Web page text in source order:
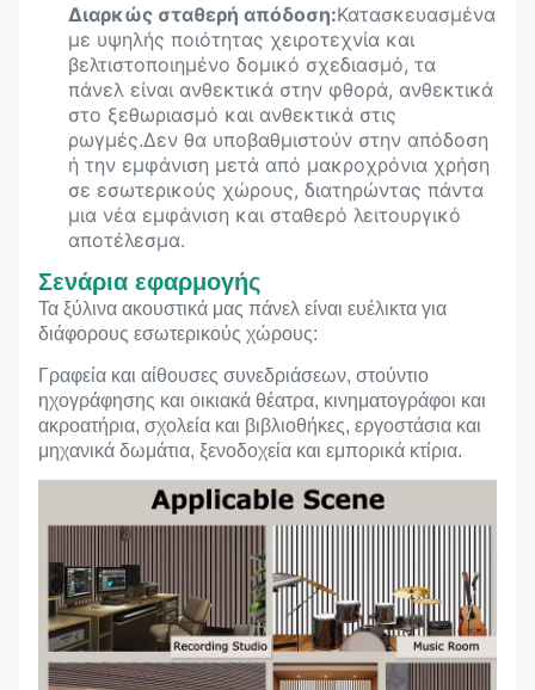
Διαρκώς σταθερή απόδοση:Κατασκευασμένα
με υψηλής ποιότητας χειροτεχνία και
βελτιστοποιημένο δομικό σχεδιασμό, τα
πάνελ είναι ανθεκτικά στην φθορά, ανθεκτικά
στο ξεθωριασμό και ανθεκτικά στις
ρωγμές.Δεν θα υποβαθμιστούν στην απόδοση
ή την εμφάνιση μετά από μακροχρόνια χρήση
σε εσωτερικούς χώρους, διατηρώντας πάντα
μια νέα εμφάνιση και σταθερό λειτουργικό
αποτέλεσμα.
Σενάρια εφαρμογής
Τα ξύλινα ακουστικά μας πάνελ είναι ευέλικτα για
διάφορους εσωτερικούς χώρους:
Γραφεία και αίθουσες συνεδριάσεων, στούντιο
ηχογράφησης και οικιακά θέατρα, κινηματογράφοι και
ακροατήρια, σχολεία και βιβλιοθήκες, εργοστάσια και
μηχανικά δωμάτια, ξενοδοχεία και εμπορικά κτίρια.